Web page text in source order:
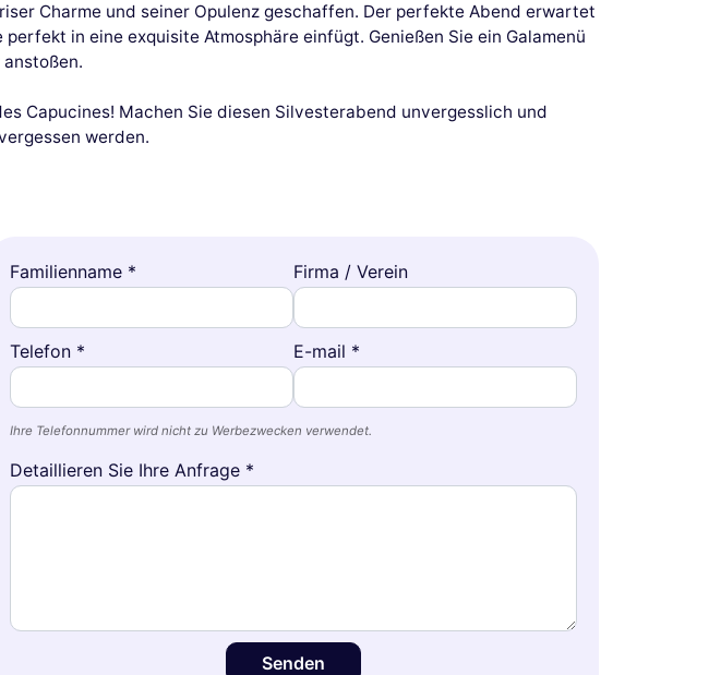
Charme und seiner Opulenz geschaffen. Der perfekte Abend erwartet
in eine exquisite Atmosphäre einfügt. Genießen Sie ein Galamenü
Capucines! Machen Sie diesen Silvesterabend unvergesslich und
werden.
Familienname * Firma / Verein
Telefon * E-mail *
Ihre Telefonnummer wird nicht zu Werbezwecken verwendet.
Detaillieren Sie Ihre Anfrage *
Senden